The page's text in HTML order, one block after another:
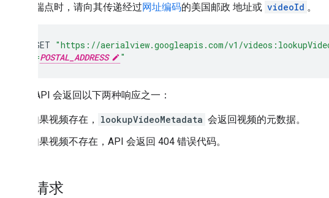
调用此端点时，请向其传递经过网址编码的美国邮政 地址或 videoId 。
GET "https://aerialview.googleapis.com/v1/
&address=POSTAL_ADDRESS "
然后，API 会返回以下两种响应之一：
如果视频存在， lookupVideoMetadata 会返回视频的元数据。
如果视频不存在，API 会返回 404 错误代码。
示例请求